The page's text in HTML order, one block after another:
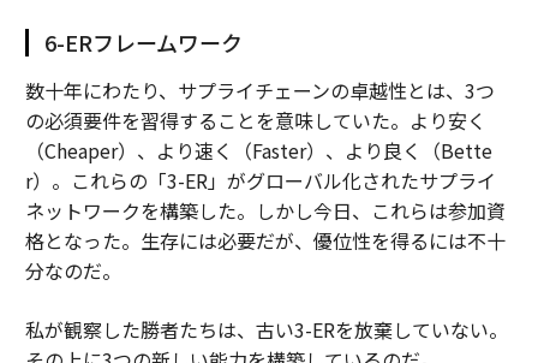
6-ERフレームワーク
数十年にわたり、サプライチェーンの卓越性とは、3つ
の必須要件を習得することを意味していた。より安く
（Cheaper）、より速く（Faster）、より良く（Bette
r）。これらの「3-ER」がグローバル化されたサプライ
ネットワークを構築した。しかし今日、これらは参加資
格となった。生存には必要だが、優位性を得るには不十
分なのだ。
私が観察した勝者たちは、古い3-ERを放棄していない。